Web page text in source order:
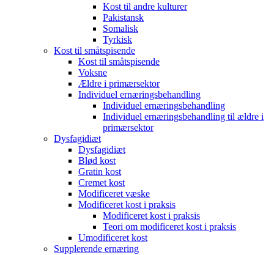
Kost til andre kulturer
Pakistansk
Somalisk
Tyrkisk
Kost til småtspisende
Kost til småtspisende
Voksne
Ældre i primærsektor
Individuel ernæringsbehandling
Individuel ernæringsbehandling
Individuel ernæringsbehandling til ældre i
primærsektor
Dysfagidiæt
Dysfagidiæt
Blød kost
Gratin kost
Cremet kost
Modificeret væske
Modificeret kost i praksis
Modificeret kost i praksis
Teori om modificeret kost i praksis
Umodificeret kost
Supplerende ernæring